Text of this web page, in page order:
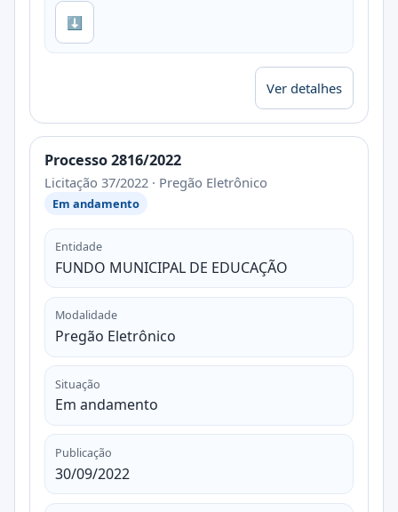
⬇
Ver detalhes
Processo 2816/2022
Licitação 37/2022 · Pregão Eletrônico
Em andamento
Entidade
FUNDO MUNICIPAL DE EDUCAÇÃO
Modalidade
Pregão Eletrônico
Situação
Em andamento
Publicação
30/09/2022